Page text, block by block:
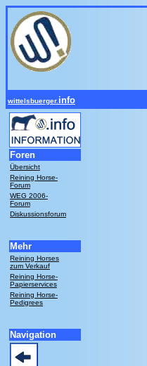
wittelsbuerger. info
Foren
Übersicht
Reining Horse-
Forum
WEG 2006-
Forum
Diskussionsforum
Mehr
Reining Horses
zum Verkauf
Reining Horse-
Papierservices
Reining Horse-
Pedigrees
Navigation